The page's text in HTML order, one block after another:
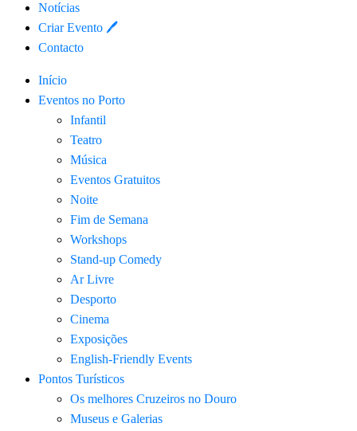
Notícias
Criar Evento 🖊
Contacto
Início
Eventos no Porto
Infantil
Teatro
Música
Eventos Gratuitos
Noite
Fim de Semana
Workshops
Stand-up Comedy
Ar Livre
Desporto
Cinema
Exposições
English-Friendly Events
Pontos Turísticos
Os melhores Cruzeiros no Douro​
Museus e Galerias